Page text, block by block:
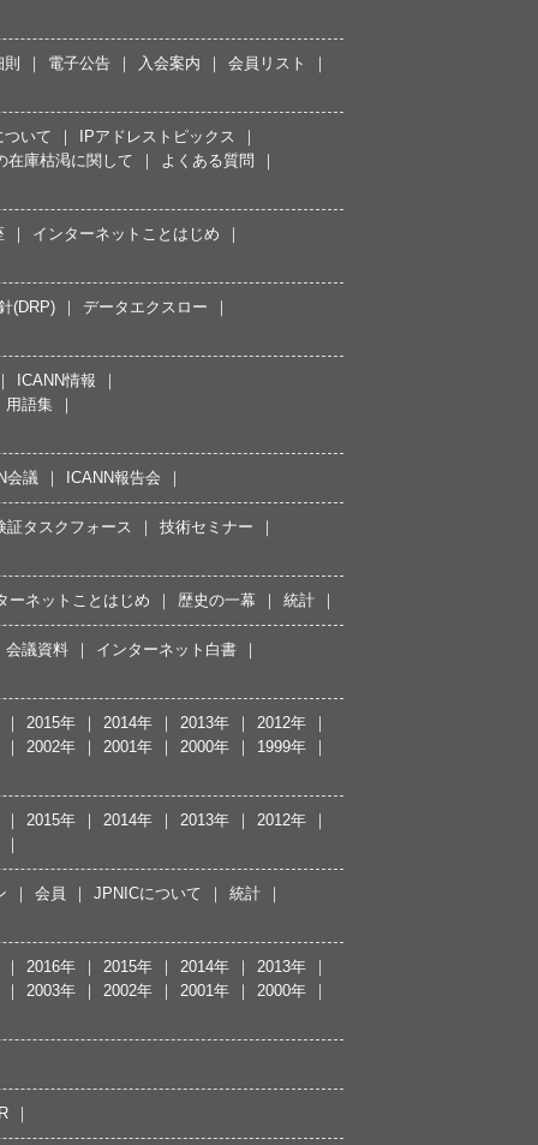
則 電子公告 入会案内 会員リスト
ついて
IPアドレストピックス
在庫枯渇に関して
よくある質問
インターネットことはじめ
(DRP) データエクスロー
ICANN情報
用語集
会議 ICANN報告会
タスクフォース 技術セミナー
ーネットことはじめ 歴史の一幕 統計
会議資料 インターネット白書
2015年 2014年 2013年
2012年
2002年
2001年 2000年 1999年
2015年 2014年 2013年 2012年
会員 JPNICについて 統計
2016年 2015年 2014年
2013年
2003年
2002年 2001年 2000年